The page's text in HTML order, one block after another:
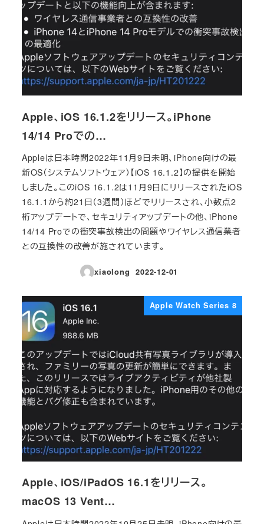
Apple、iOS 16.1.2をリリース。iPhone
14/14 Proでの…
Appleは日本時間2022年11月9日未明、iPhone向けの最
新OS（システムソフトウェア）【iOS 16.1.2】の提供を開始
しました。このiOS 16.1.2は11月9日にリリースされたiOS
16.1.1から約21日（3週間）ほどでリリースされ、小数点2
桁アップデートで、セキュリティアップデートの他、iPhone
14/14 Proでの衝突事故検出の問題やワイヤレス通信業者
との互換性の改善が施されています。
xiaolong
投稿日
2022-12-01
Apple Watch Series 8
Apple、iOS/iPadOS 16.1をリリース。
macOS 13 Vent…